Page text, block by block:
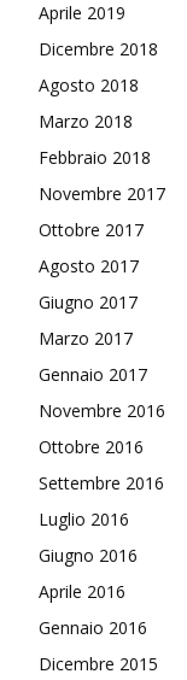
Aprile 2019
Dicembre 2018
Agosto 2018
Marzo 2018
Febbraio 2018
Novembre 2017
Ottobre 2017
Agosto 2017
Giugno 2017
Marzo 2017
Gennaio 2017
Novembre 2016
Ottobre 2016
Settembre 2016
Luglio 2016
Giugno 2016
Aprile 2016
Gennaio 2016
Dicembre 2015